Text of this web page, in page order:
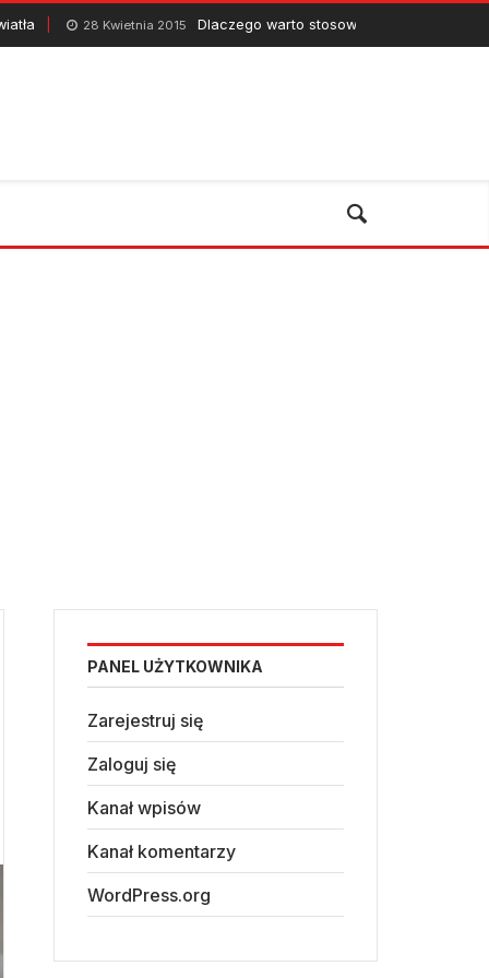
2015 Dlaczego warto stosować tapety w pokojach dziecięcych?
PANEL UŻYTKOWNIKA
Zarejestruj się
Zaloguj się
Kanał wpisów
Kanał komentarzy
WordPress.org